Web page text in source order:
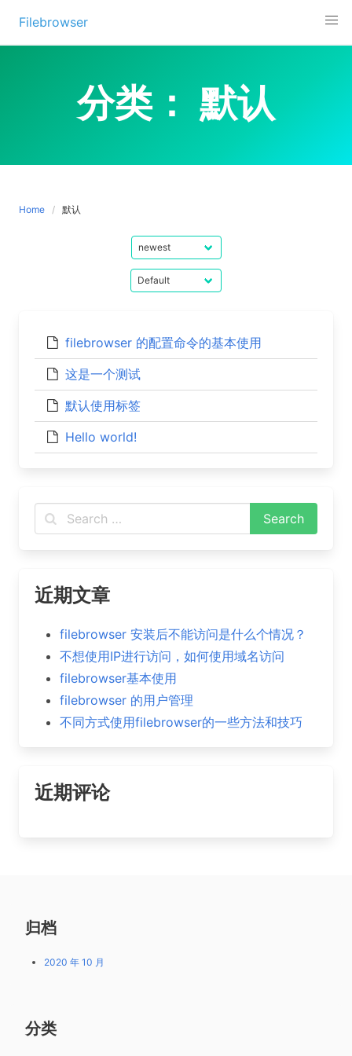
content
Filebrowser
分类： 默认
Home 默认
filebrowser 的配置命令的基本使用
这是一个测试
默认使用标签
Hello world!
近期文章
filebrowser 安装后不能访问是什么个情况？
不想使用IP进行访问，如何使用域名访问
filebrowser基本使用
filebrowser 的用户管理
不同方式使用filebrowser的一些方法和技巧
近期评论
归档
2020 年 10 月
分类